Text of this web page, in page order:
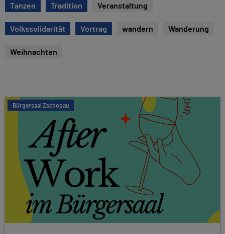
Tanzen Tradition Veranstaltung
Volkssolidarität Vortrag wandern Wanderung
Weihnachten
Bürgersaal Zschopau